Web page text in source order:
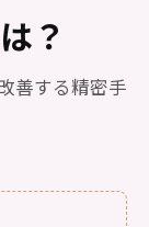
？
善する精密手